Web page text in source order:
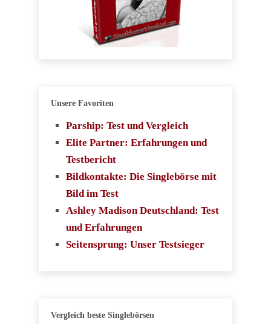
Unsere Favoriten
Parship: Test und Vergleich
Elite Partner: Erfahrungen und
Testbericht
Bildkontakte: Die Singlebörse mit
Bild im Test
Ashley Madison Deutschland: Test
und Erfahrungen
Seitensprung: Unser Testsieger
Vergleich beste Singlebörsen